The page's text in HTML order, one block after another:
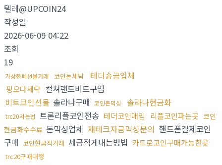
텔레@UPCOIN24
작성일
2026-06-09 04:22
조회
19
가상화폐선물거래 코인돈세탁 테더송금업체
핑오다세탁 컬쳐랜드비트구입
비트코인선물 솔라나구매 코인돈믹싱 솔라나현금화
trc20사는법 트론리플코인전송 테더코인매입 리플코인파는곳 코인
현금화수수료 돈믹싱업체 재테크자금믹싱문의 핸드폰결제코인
구매 코인현금직거래 세금적게내는방법 카드로코인구매가능한곳
trc20구매대행